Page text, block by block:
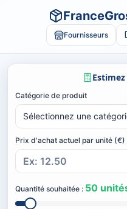
Fournisseurs
Catégorie de produit
Sélectionnez une
Prix d'achat actuel par unité (€)
Quantité souhaitée : 50